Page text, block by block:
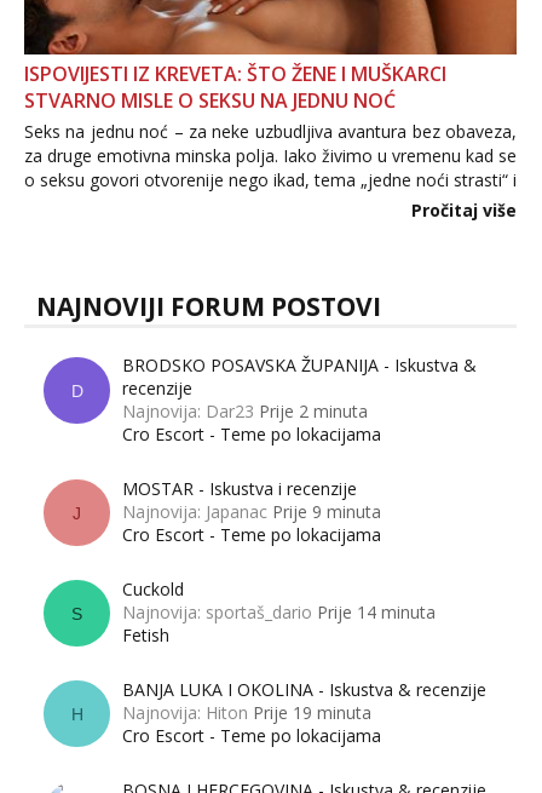
ISPOVIJESTI IZ KREVETA: ŠTO ŽENE I MUŠKARCI
STVARNO MISLE O SEKSU NA JEDNU NOĆ
Seks na jednu noć – za neke uzbudljiva avantura bez obaveza,
za druge emotivna minska polja. Iako živimo u vremenu kad se
o seksu govori otvorenije nego ikad, tema „jedne noći strasti“ i
dalje izaziva burne rasprave. Što zapravo misle žene, a što
Pročitaj više
NAJNOVIJI FORUM POSTOVI
D
BRODSKO POSAVSKA ŽUPANIJA - Iskustva &
recenzije
Najnovija: Dar23 Prije 2 minuta
Cro Escort - Teme po lokacijama
J
MOSTAR - Iskustva i recenzije
Najnovija: Japanac Prije 9 minuta
Cro Escort - Teme po lokacijama
S
Cuckold
Najnovija: sportaš_dario Prije 14 minuta
Fetish
H
BANJA LUKA I OKOLINA - Iskustva & recenzije
Najnovija: Hiton Prije 19 minuta
Cro Escort - Teme po lokacijama